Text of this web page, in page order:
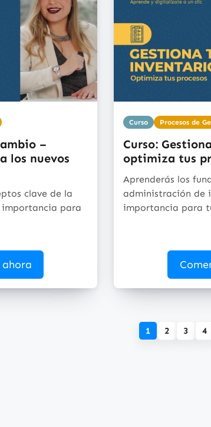
–
los nuevos
clave de la
para
ahora
Curso Procesos de
Curso:
optimiza tus
Aprenderás los
administración de
importancia para
1 2 3 4